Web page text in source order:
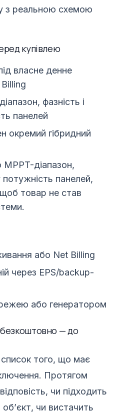
з реальною схемою
купівлею
власне денне
фазність і
панелей
окремий гібридний
діапазон,
панелей,
щоб товар не став
або Net Billing
через EPS/backup-
або генератором
безкоштовно — до
того, що має
Протягом
чи підходить
чи вистачить